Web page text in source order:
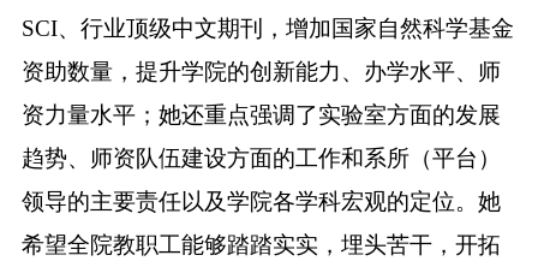
SCI、行业顶级中文期刊，增加国家自然科学基金
资助数量，提升学院的创新能力、办学水平、师
资力量水平；她还重点强调了实验室方面的发展
趋势、 师资队伍建设方面的工作和系所（平台）
领导的主要责任以及学院各学科宏观的定位。她
希望全院教职工能够踏踏实实，埋头苦干，开拓